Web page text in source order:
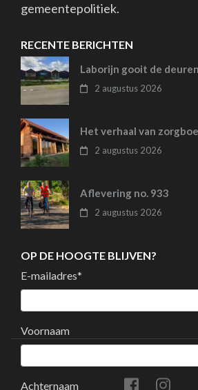
gemeentepolitiek.
RECENTE BERICHTEN
Laborijn gooit de
2 augustus 2026
Het verhaal van
2 augustus 2026
Aflevering no. 933
2 augustus 2026
OP DE HOOGTE BLIJVEN?
E-mailadres*
Voornaam
Achternaam